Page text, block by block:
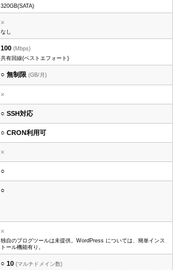
320GB(SATA)
×
なし
100 (Mbps)
共有回線(ベストエフォート)
○ 無制限 (GB/月)
×
○ SSH対応
○ CRON利用可
×
○
○
×
独自のブログツールは未提供。WordPress については、簡単インス
トール機能有り。
○ 10 (マルチドメイン数)